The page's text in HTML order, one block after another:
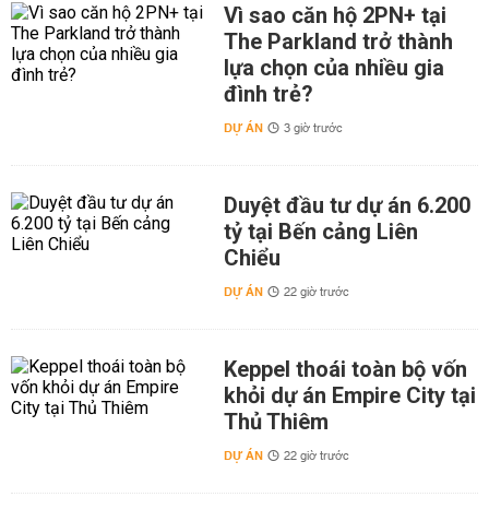
Vì sao căn hộ 2PN+ tại
The Parkland trở thành
lựa chọn của nhiều gia
đình trẻ?
DỰ ÁN 3 giờ trước
Duyệt đầu tư dự án 6.200
tỷ tại Bến cảng Liên
Chiểu
DỰ ÁN 22 giờ trước
Keppel thoái toàn bộ vốn
khỏi dự án Empire City tại
Thủ Thiêm
DỰ ÁN 22 giờ trước